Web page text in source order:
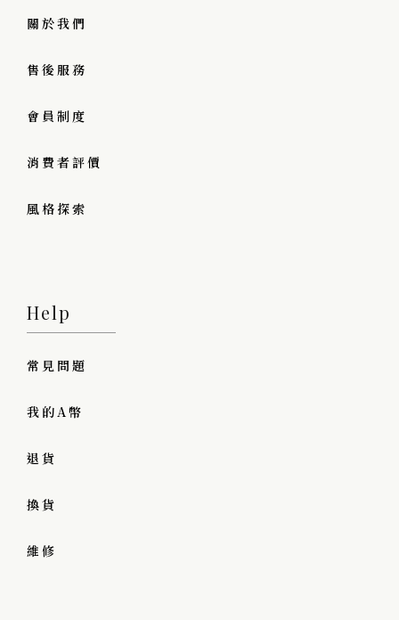
關於我們
售後服務
會員制度
消費者評價
風格探索
Help
常見問題
我的A幣
退貨
換貨
維修